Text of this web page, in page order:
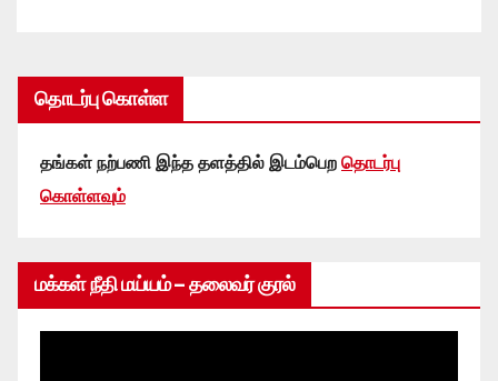
தொடர்பு கொள்ள
தங்கள் நற்பணி இந்த தளத்தில் இடம்பெற தொடர்பு
கொள்ளவும்
மக்கள் நீதி மய்யம் – தலைவர் குரல்